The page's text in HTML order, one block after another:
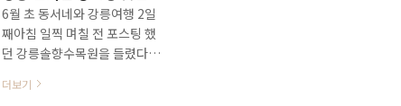
니다.이 일대 횟집들이 거의 다
포장 손님들이 많은 것 같던데
이 집도 포장 손님들이 대부분
인 것 같습니다.오후 5시 예약으
로 가서 홀에 손님들이 거의 없
6월 초 동서네와 강릉여행 2일
째아침 일찍 며칠 전 포스팅 했
던 강릉솔향수목원을 들렸다아
남항진항에 있는 어촌식당입니
더보기